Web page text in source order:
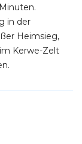
in der
Heimsieg,
Kerwe-Zelt